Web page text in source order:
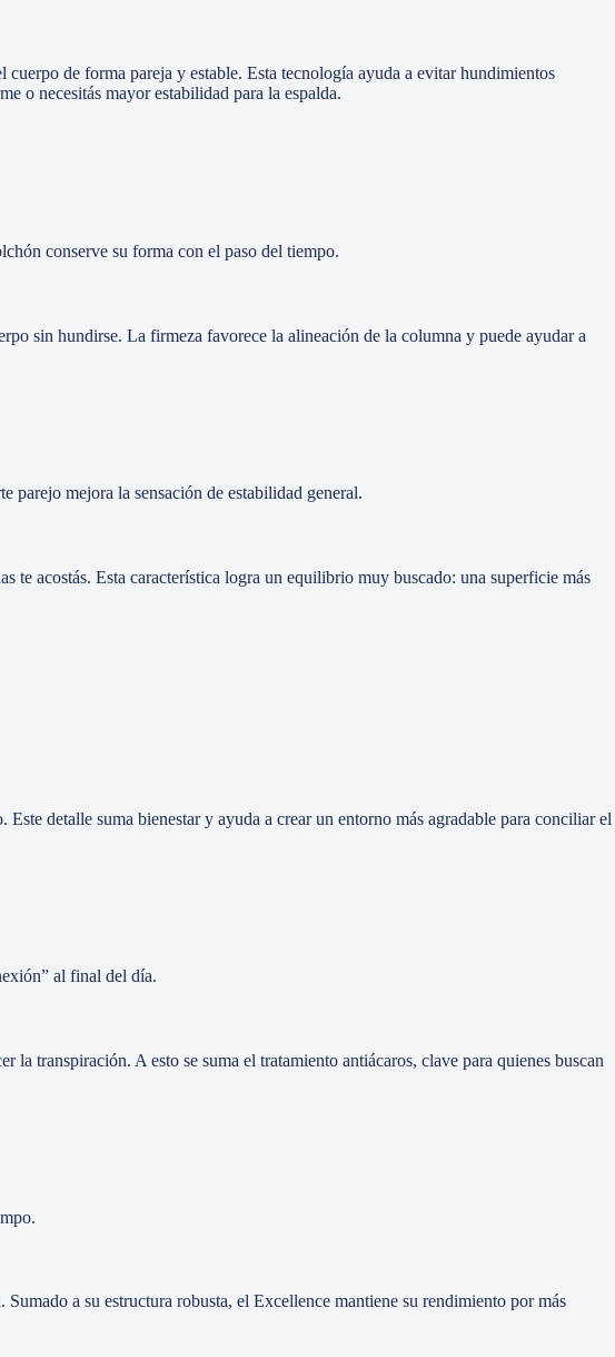
de forma pareja y estable. Esta tecnología ayuda a evitar hundimientos
o necesitás mayor estabilidad para la espalda.
conserve su forma con el paso del tiempo.
sin hundirse. La firmeza favorece la alineación de la columna y puede ayudar a
parejo mejora la sensación de estabilidad general.
te acostás. Esta característica logra un equilibrio muy buscado: una superficie más
detalle suma bienestar y ayuda a crear un entorno más agradable para conciliar el
al final del día.
transpiración. A esto se suma el tratamiento antiácaros, clave para quienes buscan
a su estructura robusta, el Excellence mantiene su rendimiento por más